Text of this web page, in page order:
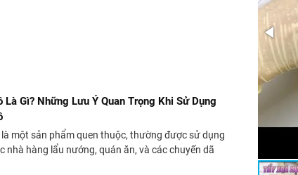
Là Gì? Những Lưu Ý Quan Trọng Khi Sử Dụng
là một sản phẩm quen thuộc, thường được sử dụng
nhà hàng lẩu nướng, quán ăn, và các chuyến dã